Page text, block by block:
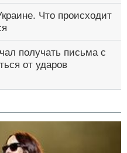
Что происходит
получать письма с
от ударов